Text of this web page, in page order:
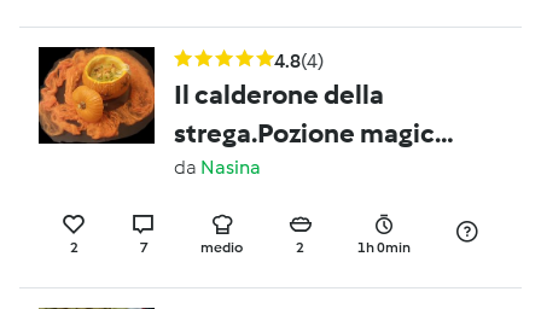
4.8(4)
Il calderone della
strega.Pozione magica
occhi di lucertola, code
di serpente, lombrichi
di mare e ragni da
compagnia.Contest
da Nasina
2 7 medio 2 1h 0min